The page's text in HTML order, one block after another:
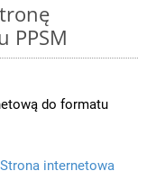
PPSM
do formatu
internetowa